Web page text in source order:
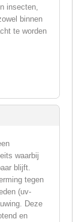
insecten,
binnen
te worden
waarbij
blijft.
tegen
(uv-
Deze
en